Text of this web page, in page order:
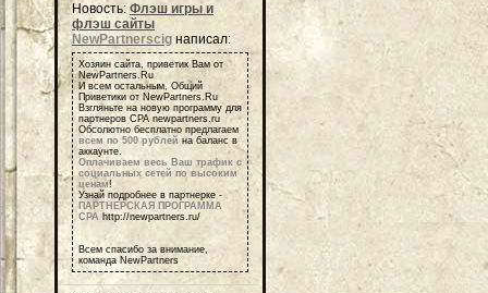
Новость: Флэш игры и
флэш сайты
NewPartnerscig написал:
Хозяин сайта, приветик Вам от
NewPartners.Ru
И всем остальным, Общий
Приветики от NewPartners.Ru
Взгляньте на новую программу для
партнеров СРА newpartners.ru
Обсолютно бесплатно предлагаем
всем по 500 рублей на баланс в
аккаунте.
Оплачиваем весь Ваш трафик с
социальных сетей по высоким
ценам!
Узнай подробнее в партнерке -
ПАРТНЕРСКАЯ ПРОГРАММА
СРА http://newpartners.ru/
Всем спасибо за внимание,
команда NewPartners